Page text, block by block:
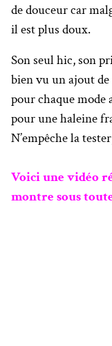
de douceur car
il est plus doux.
Son seul hic, son
bien vu un ajout de
pour chaque
pour une haleine
N’empêche la
Voici une vidéo
montre sous